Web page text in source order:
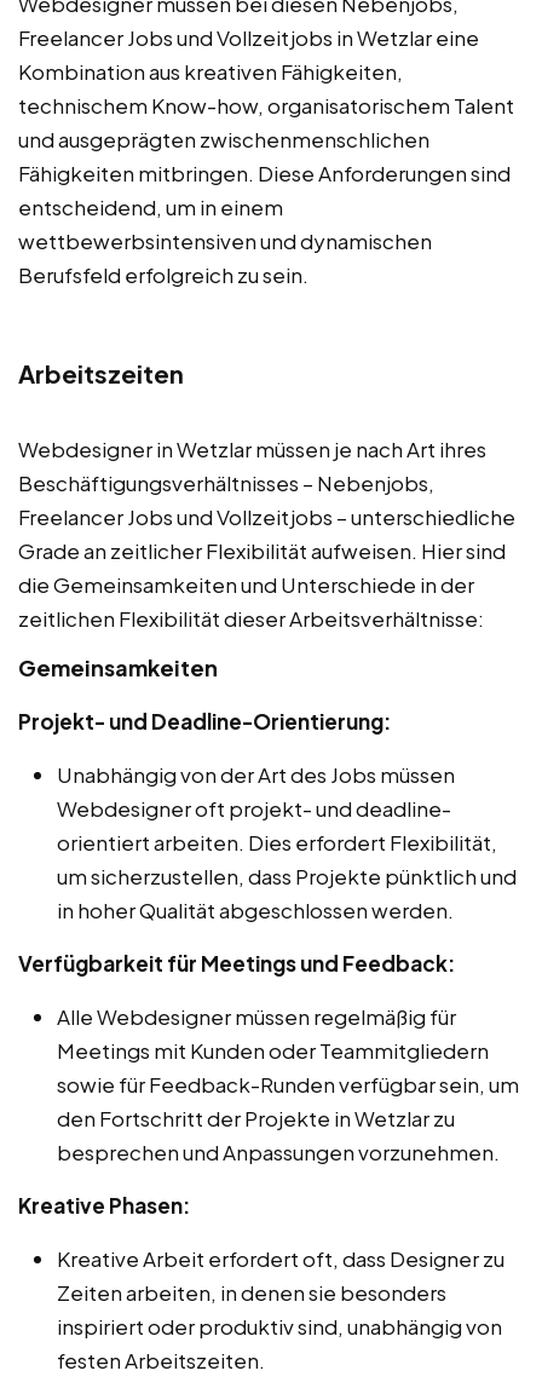
Freelancer Jobs und Vollzeitjobs in Wetzlar eine
Kombination aus kreativen Fähigkeiten,
technischem Know-how, organisatorischem Talent
und ausgeprägten zwischenmenschlichen
Fähigkeiten mitbringen. Diese Anforderungen sind
entscheidend, um in einem
wettbewerbsintensiven und dynamischen
Berufsfeld erfolgreich zu sein.
Arbeitszeiten
Webdesigner in Wetzlar müssen je nach Art ihres
Beschäftigungsverhältnisses – Nebenjobs,
Freelancer Jobs und Vollzeitjobs – unterschiedliche
Grade an zeitlicher Flexibilität aufweisen. Hier sind
die Gemeinsamkeiten und Unterschiede in der
zeitlichen Flexibilität dieser Arbeitsverhältnisse:
Gemeinsamkeiten
Projekt- und Deadline-Orientierung:
Unabhängig von der Art des Jobs müssen
Webdesigner oft projekt- und deadline-
orientiert arbeiten. Dies erfordert Flexibilität,
um sicherzustellen, dass Projekte pünktlich und
in hoher Qualität abgeschlossen werden.
Verfügbarkeit für Meetings und Feedback:
Alle Webdesigner müssen regelmäßig für
Meetings mit Kunden oder Teammitgliedern
sowie für Feedback-Runden verfügbar sein, um
den Fortschritt der Projekte in Wetzlar zu
besprechen und Anpassungen vorzunehmen.
Kreative Phasen:
Kreative Arbeit erfordert oft, dass Designer zu
Zeiten arbeiten, in denen sie besonders
inspiriert oder produktiv sind, unabhängig von
festen Arbeitszeiten.